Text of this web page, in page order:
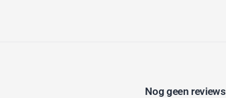
Nog geen reviews